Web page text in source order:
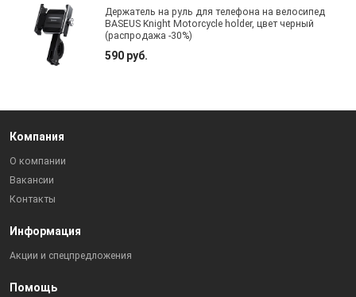
Держатель на руль для телефона на велосипед
BASEUS Knight Motorcycle holder, цвет черный
(распродажа -30%)
590 руб.
Компания
О компании
Вакансии
Контакты
Информация
Акции и спецпредложения
Помощь